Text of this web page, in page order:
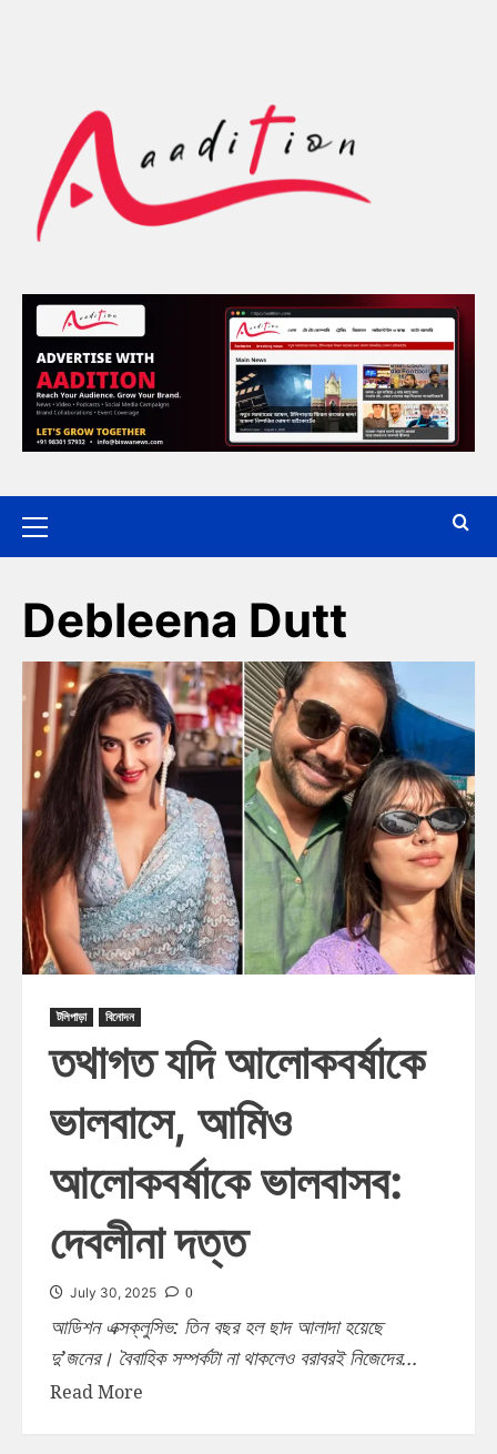
Debleena Dutt
টলিপাড়া বিনোদন
তথাগত যদি আলোকবর্ষাকে
ভালবাসে, আমিও
আলোকবর্ষাকে ভালবাসব:
দেবলীনা দত্ত
July 30, 2025 0
আডিশন এক্সক্লুসিভ: তিন বছর হল ছাদ আলাদা হয়েছে
দু’জনের। বৈবাহিক সম্পর্কটা না থাকলেও বরাবরই নিজেদের...
Read More